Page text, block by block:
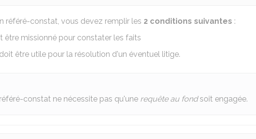
référé-constat, vous devez remplir les 2 conditions suivantes :
être missionné pour constater les faits
être utile pour la résolution d'un éventuel litige.
constat ne nécessite pas qu'une requête au fondsoit engagée.